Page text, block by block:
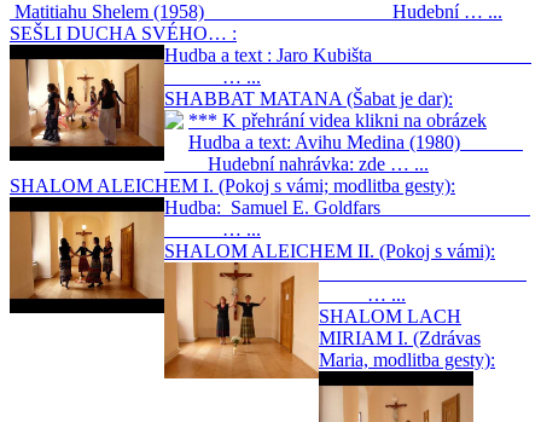
Matitiahu Shelem (1958) Hudební … ...
SEŠLI DUCHA SVÉHO… :
Hudba a text : Jaro Kubišta
… ...
SHABBAT MATANA (Šabat je dar):
*** K přehrání videa klikni na obrázek
Hudba a text: Avihu Medina (1980)
Hudební nahrávka: zde … ...
SHALOM ALEICHEM I. (Pokoj s vámi; modlitba gesty):
Hudba: Samuel E. Goldfars
… ...
SHALOM ALEICHEM II. (Pokoj s vámi):
… ...
SHALOM LACH
MIRIAM I. (Zdrávas
Maria, modlitba gesty):